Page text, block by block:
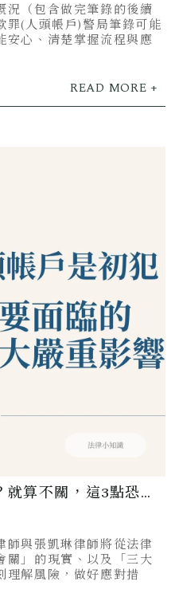
況（包含做完筆錄的後續
罪(人頭帳戶)警局筆錄可能
安心、清楚掌握流程與應
算不關，這3點恐嚴
師與張凱琳律師將從法律
關」的現實、以及「三大
理解風險，做好應對措